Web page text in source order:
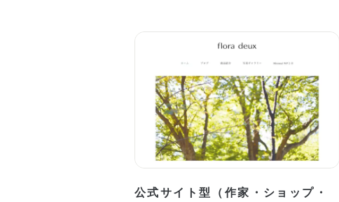
公式サイト型（作家・ショップ・